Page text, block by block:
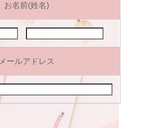
お名前(姓名)
メールアドレス